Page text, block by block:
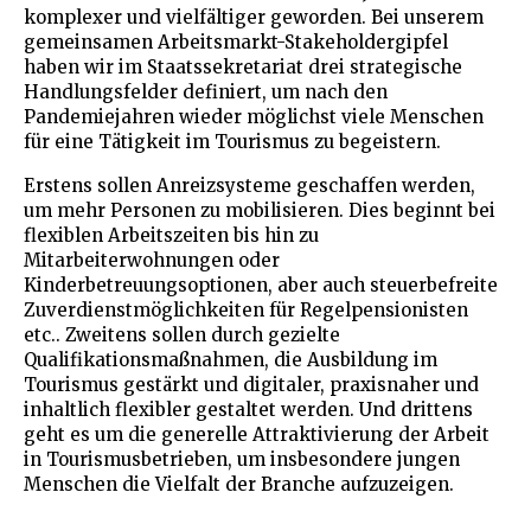
komplexer und vielfältiger geworden. Bei unserem
gemeinsamen Arbeitsmarkt-Stakeholdergipfel
haben wir im Staatssekretariat drei strategische
Handlungsfelder definiert, um nach den
Pandemiejahren wieder möglichst viele Menschen
für eine Tätigkeit im Tourismus zu begeistern.
Erstens sollen Anreizsysteme geschaffen werden,
um mehr Personen zu mobilisieren. Dies beginnt bei
flexiblen Arbeitszeiten bis hin zu
Mitarbeiterwohnungen oder
Kinderbetreuungsoptionen, aber auch steuerbefreite
Zuverdienstmöglichkeiten für Regelpensionisten
etc.. Zweitens sollen durch gezielte
Qualifikationsmaßnahmen, die Ausbildung im
Tourismus gestärkt und digitaler, praxisnaher und
inhaltlich flexibler gestaltet werden. Und drittens
geht es um die generelle Attraktivierung der Arbeit
in Tourismusbetrieben, um insbesondere jungen
Menschen die Vielfalt der Branche aufzuzeigen.